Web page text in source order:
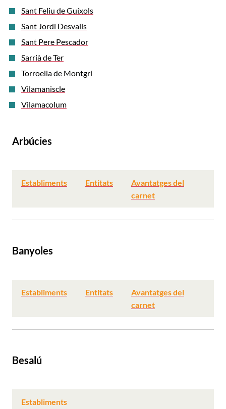
Sant Feliu de Guíxols
Sant Jordi Desvalls
Sant Pere Pescador
Sarrià de Ter
Torroella de Montgrí
Vilamaniscle
Vilamacolum
Arbúcies
Establiments Entitats
Avantatges del
carnet
Banyoles
Establiments Entitats
Avantatges del
carnet
Besalú
Establiments